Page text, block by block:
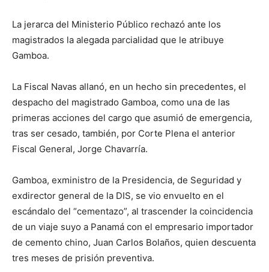
La jerarca del Ministerio Público rechazó ante los
magistrados la alegada parcialidad que le atribuye
Gamboa.
La Fiscal Navas allanó, en un hecho sin precedentes, el
despacho del magistrado Gamboa, como una de las
primeras acciones del cargo que asumió de emergencia,
tras ser cesado, también, por Corte Plena el anterior
Fiscal General, Jorge Chavarría.
Gamboa, exministro de la Presidencia, de Seguridad y
exdirector general de la DIS, se vio envuelto en el
escándalo del “cementazo”, al trascender la coincidencia
de un viaje suyo a Panamá con el empresario importador
de cemento chino, Juan Carlos Bolaños, quien descuenta
tres meses de prisión preventiva.